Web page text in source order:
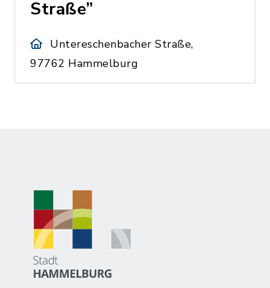
Straße”
Untereschenbacher Straße,
97762 Hammelburg